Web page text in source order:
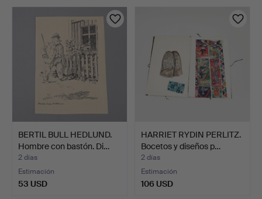
BERTIL BULL HEDLUND.
Hombre con bastón. Di…
2 días
Estimación
53 USD
HARRIET RYDIN PERLITZ.
Bocetos y diseños p…
2 días
Estimación
106 USD